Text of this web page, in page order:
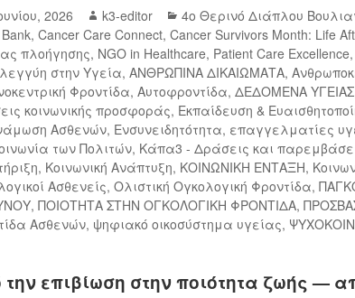
2026 k3-editor 4ο Θερινό Διάπλου
,Cancer Care Connect,Cancer Survivors Month: Life
πλοήγησης, NGO in Healthcare, Patient Care Excellence,
στην Υγεία,ΑΝΘΡΩΠΙΝΑ ΔΙΚΑΙΩΜΑΤΑ,
Φροντίδα,Αυτοφροντίδα,ΔΕΔΟΜΕΝΑ ΥΓΕΙΑΣ
κοινωνικής προσφοράς, Εκπαίδευση &
Ασθενών, Ενσυνειδητότητα, επαγγελματίες
των Πολιτών, Κάπα3 - Δράσεις και
, Κοινωνική Ανάπτυξη, ΚΟΙΝΩΝΙΚΗ ΕΝΤΑΞΗ,
Ασθενείς,Ολιστική Ογκολογική Φροντίδα,
,ΠΟΙΟΤΗΤΑ ΣΤΗΝ ΟΓΚΟΛΟΓΙΚΗ ΦΡΟΝΤΙΔΑ,
Ασθενών, ψηφιακό οικοσύστημα υγείας,
την επιβίωση στην ποιότητα ζωής —